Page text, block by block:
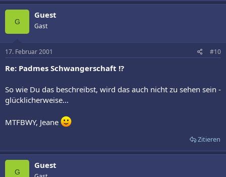
G
Guest
Gast
17. Februar 2001 #10
Re: Padmes Schwangerschaft !?
So wie Du das beschreibst, wird das auch nicht zu sehen sein -
glücklicherweise...
MTFBWY, Jeane
Zitieren
G
Guest